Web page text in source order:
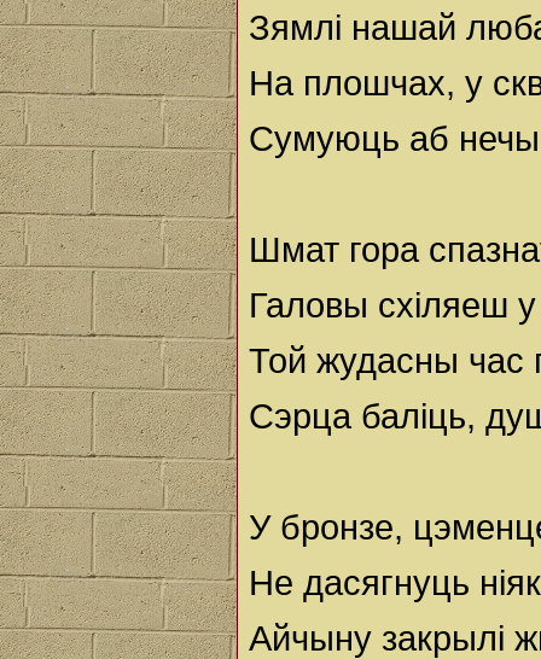
Зямлі нашай
На плошчах, у
Сумуюць аб нечым
Шмат гора
Галовы схіляеш
Той жудасны час
Сэрца баліць,
У бронзе,
Не дасягнуць
Айчыну закрылі